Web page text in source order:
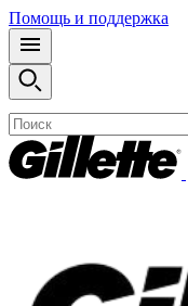
Помощь и поддержка